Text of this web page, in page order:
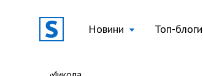
Новини Топ-блоги